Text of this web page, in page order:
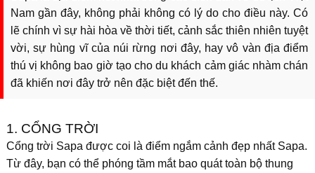
Nam gần đây, không phải không có lý do cho điều này. Có
lẽ chính vì sự hài hòa về thời tiết, cảnh sắc thiên nhiên tuyệt
vời, sự hùng vĩ của núi rừng nơi đây, hay vô vàn địa điểm
thú vị không bao giờ tạo cho du khách cảm giác nhàm chán
đã khiến nơi đây trở nên đặc biệt đến thế.
1. CỔNG TRỜI
Cổng trời Sapa được coi là điểm ngắm cảnh đẹp nhất Sapa.
Từ đây, bạn có thể phóng tầm mắt bao quát toàn bộ thung